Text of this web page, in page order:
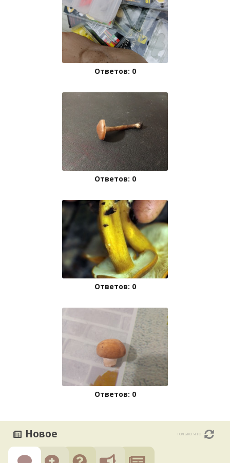
Ответов: 0
Ответов: 0
Ответов: 0
Ответов: 0
Новое только что